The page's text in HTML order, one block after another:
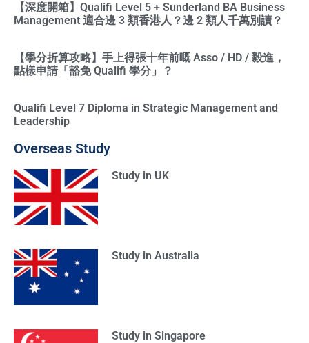
【深度開箱】Qualifi Level 5 + Sunderland BA Business
Management 適合邊 3 類香港人？邊 2 類人千萬別讀？
【學分折算攻略】手上得張十年前嘅 Asso / HD / 毅進，
點樣申請「豁免 Qualifi 學分」？
Qualifi Level 7 Diploma in Strategic Management and
Leadership
Overseas Study
Study in UK
Study in Australia
Study in Singapore